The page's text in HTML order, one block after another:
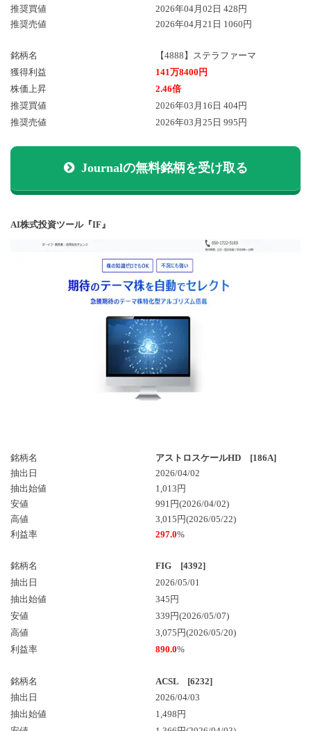
推奨買値
2026年04月02日 428円
推奨売値
2026年04月21日 1060円
銘柄名
【4888】ステラファーマ
獲得利益
141万8400円
株価上昇
2.46倍
推奨買値
2026年03月16日 404円
推奨売値
2026年03月25日 995円
Journalの無料銘柄を受け取る
AI株式投資ツール『IF』
銘柄名
アストロスケールHD [186A]
抽出日
2026/04/02
抽出始値
1,013円
安値
991円(2026/04/02)
高値
3,015円(2026/05/22)
利益率
297.0%
銘柄名
FIG [4392]
抽出日
2026/05/01
抽出始値
345円
安値
339円(2026/05/07)
高値
3,075円(2026/05/20)
利益率
890.0%
銘柄名
ACSL [6232]
抽出日
2026/04/03
抽出始値
1,498円